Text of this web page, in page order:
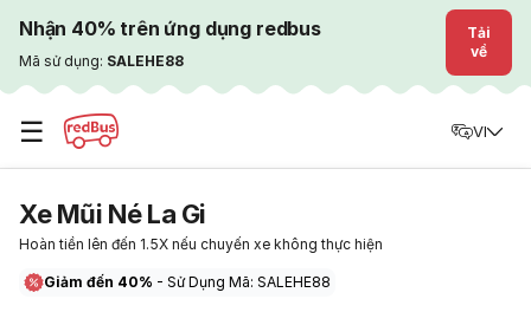
Nhận 40% trên ứng dụng redbus
Mã sử dụng: SALEHE88
Tải
về
☰ VI
Xe Mũi Né La Gi
Hoàn tiền lên đến 1.5X nếu chuyến xe không thực hiện
Giảm đến 40% - Sử Dụng Mã: SALEHE88